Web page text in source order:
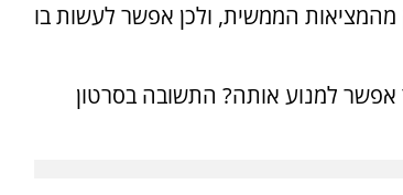
מהמציאות הממשית, ולכן אפשר לעשות בו
למנוע אותה? התשובה בסרטון